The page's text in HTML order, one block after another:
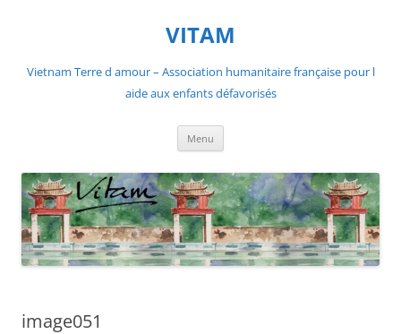
VITAM
Vietnam Terre d amour – Association humanitaire française pour l
aide aux enfants défavorisés
Menu
image051